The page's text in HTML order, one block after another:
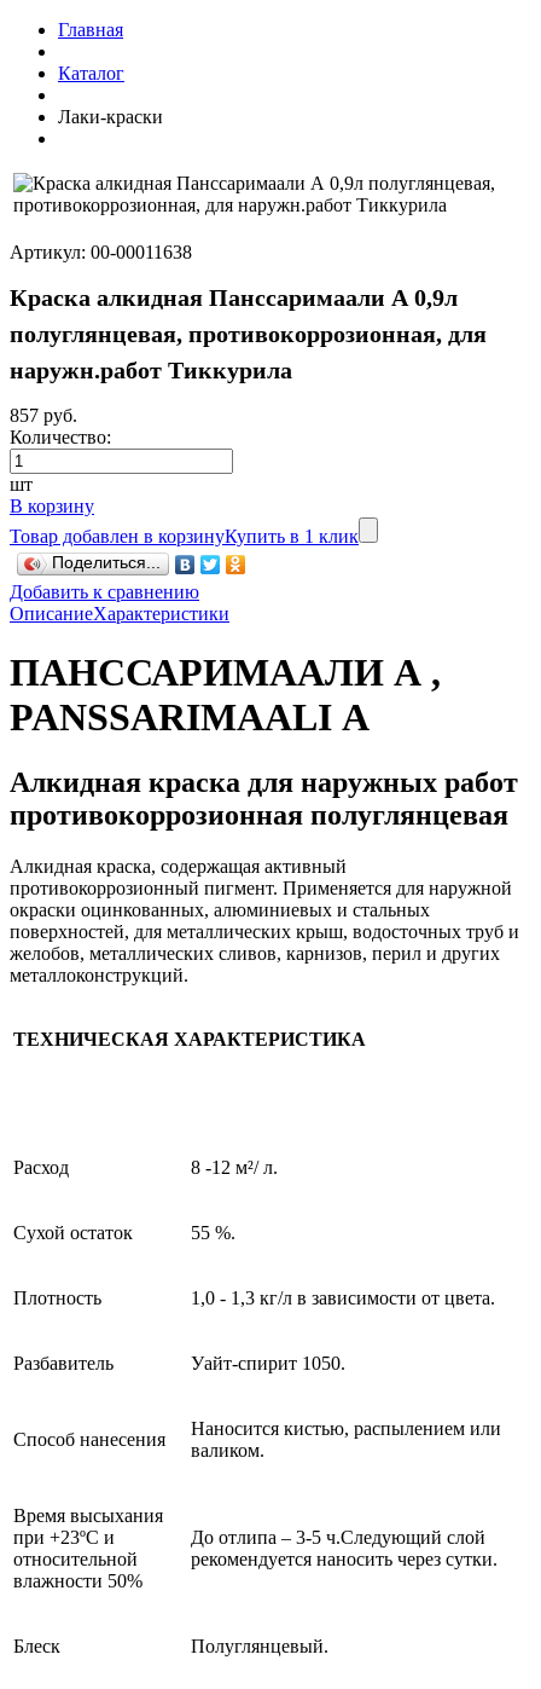
Главная
Каталог
Лаки-краски
Артикул: 00-00011638
Краска алкидная Панссаримаали А 0,9л
полуглянцевая, противокоррозионная, для
наружн.работ Тиккурила
857 руб.
Количество:
шт
В корзину
Товар добавлен в корзинуКупить в 1 клик
Поделиться...
Добавить к сравнению
ОписаниеХарактеристики
ПАНССАРИМААЛИ А ,
PANSSARIMAALI А
Алкидная краска для наружных работ
противокоррозионная полуглянцевая
Алкидная краска, содержащая активный
противокоррозионный пигмент. Применяется для наружной
окраски оцинкованных, алюминиевых и стальных
поверхностей, для металлических крыш, водосточных труб и
желобов, металлических сливов, карнизов, перил и других
металлоконструкций.
ТЕХНИЧЕСКАЯ ХАРАКТЕРИСТИКА
Расход 8 -12 м²/ л.
Сухой остаток 55 %.
Плотность 1,0 - 1,3 кг/л в зависимости от цвета.
Разбавитель Уайт-спирит 1050.
Способ нанесения
Наносится кистью, распылением или
валиком.
Время высыхания
при +23ºС и
относительной
влажности 50%
До отлипа – 3-5 ч.Следующий слой
рекомендуется наносить через сутки.
Блеск Полуглянцевый.